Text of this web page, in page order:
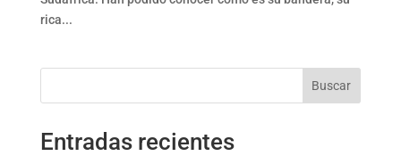
rica...
Buscar
Entradas recientes